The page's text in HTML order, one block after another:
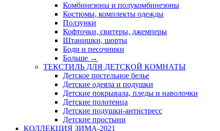
Комбинезоны и полукомбинезоны
Костюмы, комплекты одежды
Ползунки
Кофточки, свитеры, джемперы
Штанишки, шорты
Боди и песочники
Больше →
ТЕКСТИЛЬ ДЛЯ ДЕТСКОЙ КОМНАТЫ
Детское постельное белье
Детские одеяла и подушки
Детские покрывала, пледы и наволочки
Детские полотенца
Детские подушки-антистресс
Детские простыни
КОЛЛЕКЦИЯ ЗИМА-2021